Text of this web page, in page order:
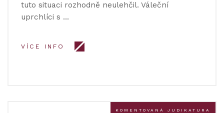
tuto situaci rozhodně neulehčil. Váleční
uprchlíci s …
VÍCE INFO
KOMENTOVANÁ JUDIKATURA